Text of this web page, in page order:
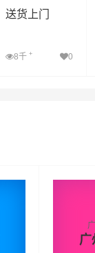
送货上门
8千+ 0
广